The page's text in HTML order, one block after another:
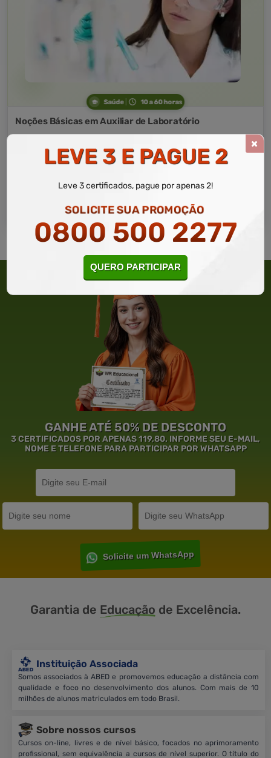
Saúde 10 a 60 horas
Noções Básicas em Auxiliar de Laboratório
Gratuito
CURSO ON-LINE
MATRICULAR AGORA
GANHE ATÉ 50% DE DESCONTO
3 CERTIFICADOS POR APENAS 119,80. INFORME SEU E-MAIL,
NOME E TELEFONE PARA PARTICIPAR POR WHATSAPP
Solicite um WhatsApp
Garantia de Educação de Excelência.
Instituição Associada
Somos associados à ABED e promovemos educação a distância com
qualidade e foco no desenvolvimento dos alunos. Com mais de 10
milhões de alunos matriculados em todo Brasil.
Sobre nossos cursos
Cursos on-line, livres e de nível básico, focados no aprimoramento
profissional, sem equivalência a cursos de nível superior. O título do
LEVE 3 E PAGUE 2
Leve 3 certificados, pague por apenas 2!
SOLICITE SUA PROMOÇÃO
0800 500 2277
QUERO PARTICIPAR